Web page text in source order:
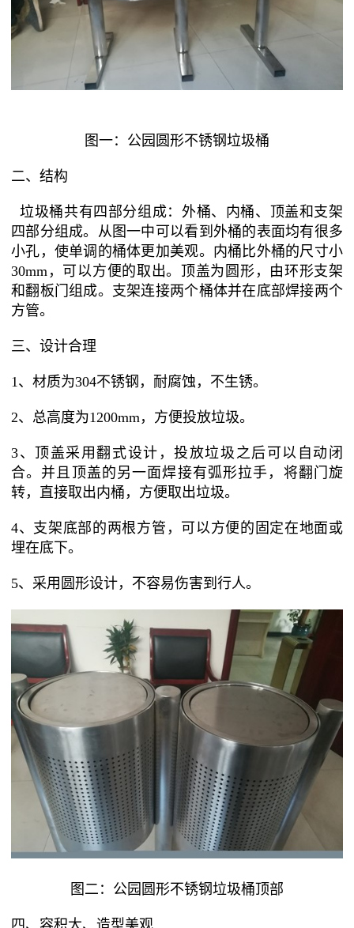
图一：公园圆形不锈钢垃圾桶
二、结构
垃圾桶共有四部分组成：外桶、内桶、顶盖和支架
四部分组成。从图一中可以看到外桶的表面均有很多
小孔，使单调的桶体更加美观。内桶比外桶的尺寸小
30mm，可以方便的取出。顶盖为圆形，由环形支架
和翻板门组成。支架连接两个桶体并在底部焊接两个
方管。
三、设计合理
1、材质为304不锈钢，耐腐蚀，不生锈。
2、总高度为1200mm，方便投放垃圾。
3、顶盖采用翻式设计，投放垃圾之后可以自动闭
合。并且顶盖的另一面焊接有弧形拉手，将翻门旋
转，直接取出内桶，方便取出垃圾。
4、支架底部的两根方管，可以方便的固定在地面或
埋在底下。
5、采用圆形设计，不容易伤害到行人。
图二：公园圆形不锈钢垃圾桶顶部